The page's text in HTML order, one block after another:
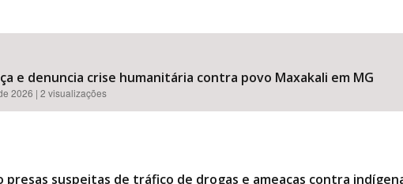
e denuncia crise humanitária contra povo Maxakali em MG
2026 | 2 visualizações
presas suspeitas de tráfico de drogas e ameaças contra